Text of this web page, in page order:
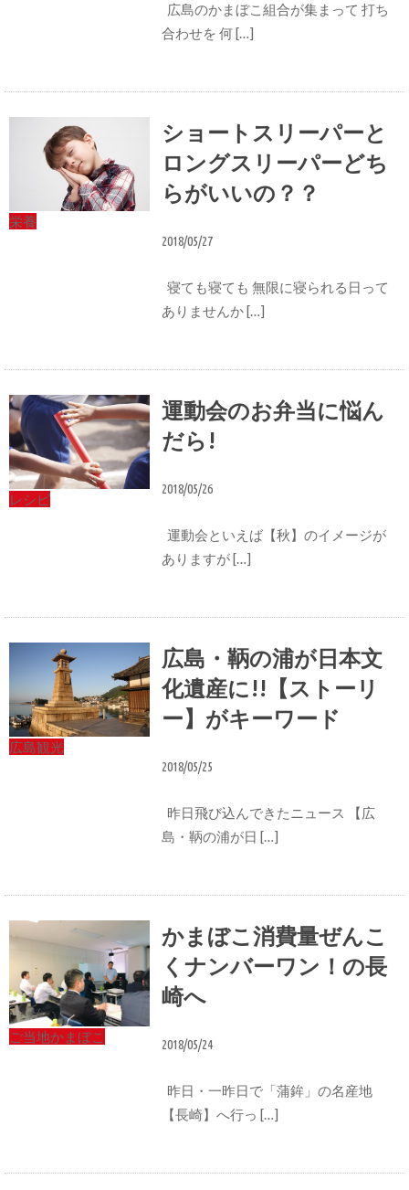
広島のかまぼこ組合が集まって 打ち
合わせを 何 […]
栄養
ショートスリーパーと
ロングスリーパーどち
らがいいの？？
2018/05/27
寝ても寝ても 無限に寝られる日って
ありませんか […]
レシピ
運動会のお弁当に悩ん
だら!
2018/05/26
運動会といえば【秋】のイメージが
ありますが […]
広島観光
広島・鞆の浦が日本文
化遺産に!!【ストーリ
ー】がキーワード
2018/05/25
昨日飛び込んできたニュース 【広
島・鞆の浦が日 […]
ご当地かまぼこ
かまぼこ消費量ぜんこ
くナンバーワン！の長
崎へ
2018/05/24
昨日・一昨日で「蒲鉾」の名産地
【長崎】へ行っ […]